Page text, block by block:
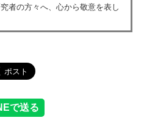
者の方々へ、心から敬意を表し